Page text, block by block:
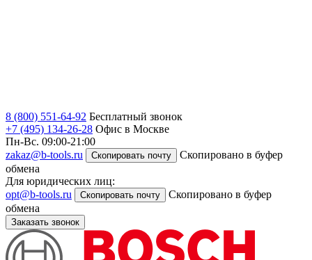
8 (800) 551-64-92 Бесплатный звонок
+7 (495) 134-26-28 Офис в Москве
Пн-Вс. 09:00-21:00
zakaz@b-tools.ru
Скопировать почту
Скопировано в буфер
обмена
Для юридических лиц:
opt@b-tools.ru
Скопировать почту
Скопировано в буфер
обмена
Заказать звонок